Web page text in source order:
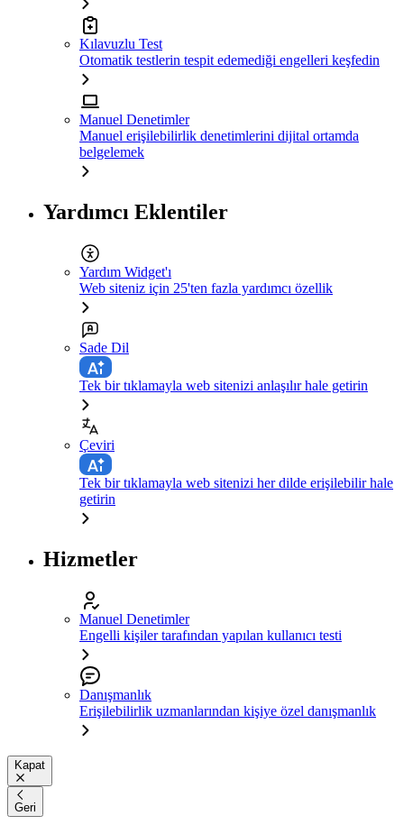
Kılavuzlu Test
Otomatik testlerin tespit edemediği engelleri keşfedin
Manuel Denetimler
Manuel erişilebilirlik denetimlerini dijital ortamda
belgelemek
Yardımcı Eklentiler
Yardım Widget'ı
Web siteniz için 25'ten fazla yardımcı özellik
Sade Dil
Tek bir tıklamayla web sitenizi anlaşılır hale getirin
Çeviri
Tek bir tıklamayla web sitenizi her dilde erişilebilir hale
getirin
Hizmetler
Manuel Denetimler
Engelli kişiler tarafından yapılan kullanıcı testi
Danışmanlık
Erişilebilirlik uzmanlarından kişiye özel danışmanlık
Kapat
Geri